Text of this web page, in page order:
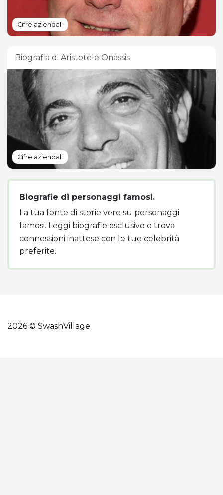
Cifre aziendali
Biografia di Aristotele Onassis
Cifre aziendali
Biografie di personaggi famosi.
La tua fonte di storie vere su personaggi
famosi. Leggi biografie esclusive e trova
connessioni inattese con le tue celebrità
preferite.
2026 © SwashVillage